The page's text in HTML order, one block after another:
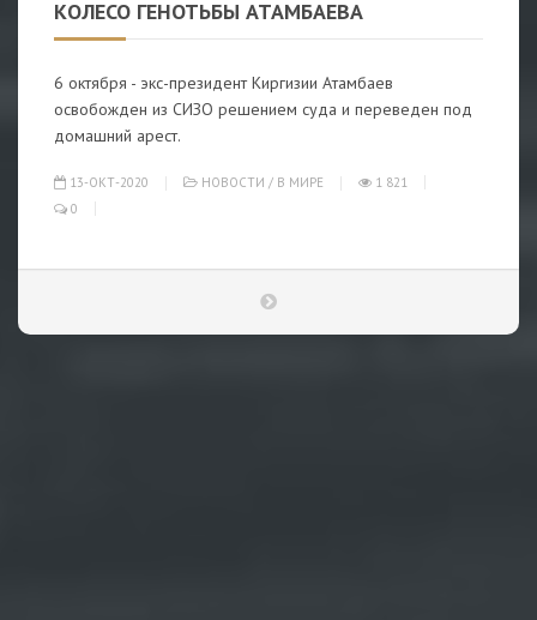
КОЛЕСО ГЕНОТЬБЫ АТАМБАЕВА
6 октября - экс-президент Киргизии Атамбаев
освобожден из СИЗО решением суда и переведен под
домашний арест.
13-ОКТ-2020 НОВОСТИ / В МИРЕ
1 821
0